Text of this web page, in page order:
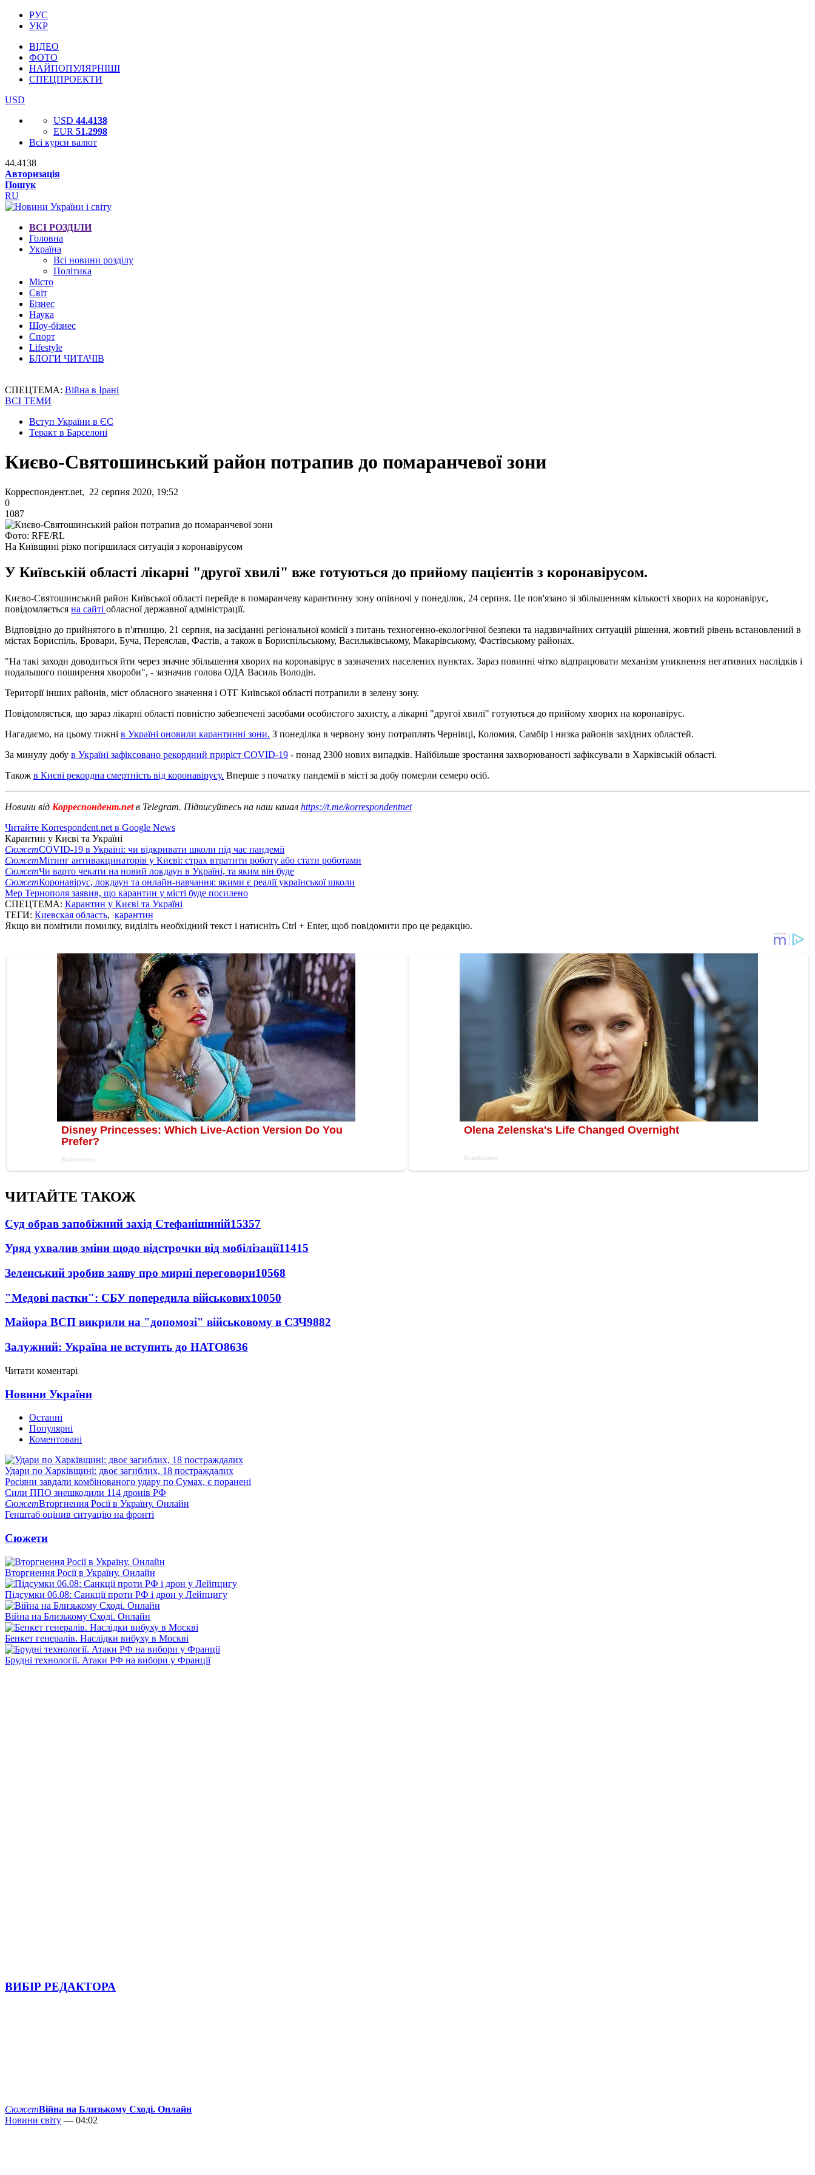
РУС
УКР
ВІДЕО
ФОТО
НАЙПОПУЛЯРНІШІ
СПЕЦПРОЕКТИ
USD
USD 44.4138
EUR 51.2998
Всі курси валют
44.4138
Авторизація
Пошук
RU
ВСІ РОЗДІЛИ
Головна
Україна
Всі новини розділу
Політика
Місто
Світ
Бізнес
Наука
Шоу-бізнес
Спорт
Lifestyle
БЛОГИ ЧИТАЧІВ
СПЕЦТЕМА: Війна в Ірані
ВСІ ТЕМИ
Вступ України в ЄС
Теракт в Барселоні
Києво-Святошинський район потрапив до помаранчевої зони
Корреспондент.net, 22 серпня 2020, 19:52
0
1087
Фото: RFE/RL
На Київщині різко погіршилася ситуація з коронавірусом
У Київській області лікарні "другої хвилі" вже готуються до прийому пацієнтів з коронавірусом.
Києво-Святошинський район Київської області перейде в помаранчеву карантинну зону опівночі у понеділок, 24 серпня. Це пов'язано зі збільшенням кількості хворих на коронавірус,
повідомляється на сайті обласної державної адміністрації.
Відповідно до прийнятого в п'ятницю, 21 серпня, на засіданні регіональної комісії з питань техногенно-екологічної безпеки та надзвичайних ситуацій рішення, жовтий рівень встановлений в
містах Бориспіль, Бровари, Буча, Переяслав, Фастів, а також в Бориспільському, Васильківському, Макарівському, Фастівському районах.
"На такі заходи доводиться йти через значне збільшення хворих на коронавірус в зазначених населених пунктах. Зараз повинні чітко відпрацювати механізм уникнення негативних наслідків і
подальшого поширення хвороби", - зазначив голова ОДА Василь Володін.
Території інших районів, міст обласного значення і ОТГ Київської області потрапили в зелену зону.
Повідомляється, що зараз лікарні області повністю забезпечені засобами особистого захисту, а лікарні "другої хвилі" готуються до прийому хворих на коронавірус.
Нагадаємо, на цьому тижні в Україні оновили карантинні зони. З понеділка в червону зону потраплять Чернівці, Коломия, Самбір і низка районів західних областей.
За минулу добу в Україні зафіксовано рекордний приріст COVID-19 - понад 2300 нових випадків. Найбільше зростання захворюваності зафіксували в Харківській області.
Також в Києві рекордна смертність від коронавірусу. Вперше з початку пандемії в місті за добу померли семеро осіб.
Новини від Корреспондент.netв Telegram. Підписуйтесь на наш канал https://t.me/korrespondentnet
Читайте Korrespondent.net в Google News
Карантин у Києві та Україні
СюжетCOVID-19 в Україні: чи відкривати школи під час пандемії
СюжетМітинг антивакцинаторів у Києві: страх втратити роботу або стати роботами
СюжетЧи варто чекати на новий локдаун в Україні, та яким він буде
СюжетКоронавірус, локдаун та онлайн-навчання: якими є реалії української школи
Мер Тернополя заявив, що карантин у місті буде посилено
СПЕЦТЕМА: Карантин у Києві та Україні
ТЕГИ: Киевская область, карантин
Якщо ви помітили помилку, виділіть необхідний текст і натисніть Ctrl + Enter, щоб повідомити про це редакцію.
ЧИТАЙТЕ ТАКОЖ
Суд обрав запобіжний захід Стефанішиній15357
Уряд ухвалив зміни щодо відстрочки від мобілізації11415
Зеленський зробив заяву про мирні переговори10568
"Медові пастки": СБУ попередила військових10050
Майора ВСП викрили на "допомозі" військовому в СЗЧ9882
Залужний: Україна не вступить до НАТО8636
Читати коментарі
Новини України
Останні
Популярні
Коментовані
Удари по Харківщині: двоє загиблих, 18 постраждалих
Росіяни завдали комбінованого удару по Сумах, є поранені
Сили ППО знешкодили 114 дронів РФ
СюжетВторгнення Росії в Україну. Онлайн
Генштаб оцінив ситуацію на фронті
Сюжети
Вторгнення Росії в Україну. Онлайн
Підсумки 06.08: Санкції проти РФ і дрон у Лейпцигу
Війна на Близькому Сході. Онлайн
Бенкет генералів. Наслідки вибуху в Москві
Брудні технології. Атаки РФ на вибори у Франції
ВИБІР РЕДАКТОРА
СюжетВійна на Близькому Сході. Онлайн
Новини світу — 04:02